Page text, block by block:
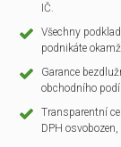
IČ.
Všechny
podnikáte
Garance
obchodního
Transparentní
DPH